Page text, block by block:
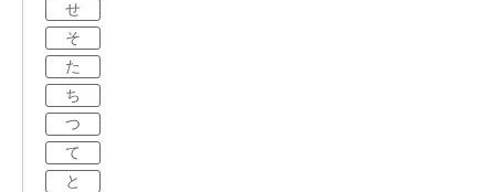
せ
そ
た
ち
つ
て
と